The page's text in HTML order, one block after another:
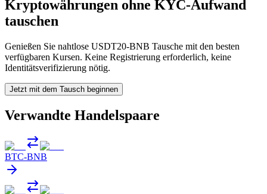
Kryptowährungen ohne KYC-Aufwand
tauschen
Genießen Sie nahtlose USDT20-BNB Tausche mit den besten
verfügbaren Kursen. Keine Registrierung erforderlich, keine
Identitätsverifizierung nötig.
Jetzt mit dem Tausch beginnen
Verwandte Handelspaare
BTC-BNB